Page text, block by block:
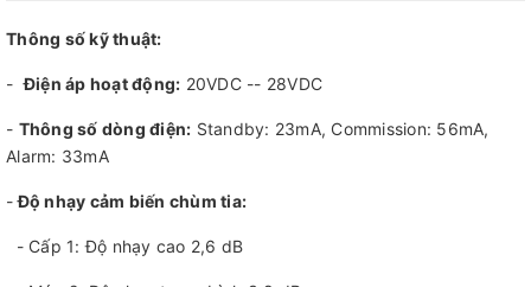
Thông số kỹ thuật:
-Điện áp hoạt động: 20VDC -- 28VDC
- Thông số dòng điện: Standby: 23mA, Commission: 56mA,
Alarm: 33mA
-Độ nhạy cảm biến chùm tia:
- Cấp 1: Độ nhạy cao 2,6 dB